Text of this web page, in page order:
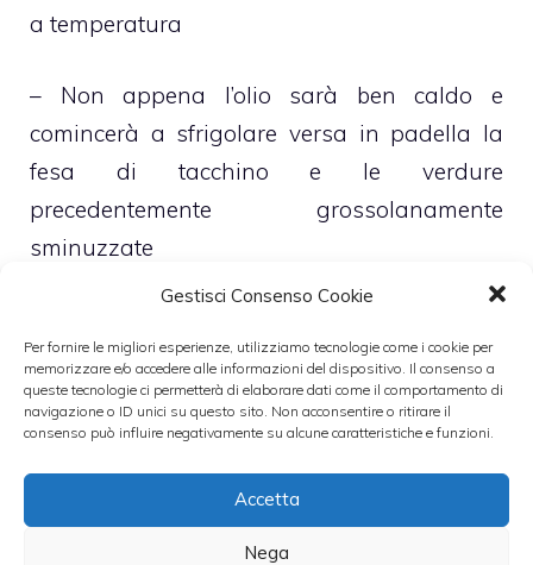
Gestisci Consenso Cookie
Per fornire le migliori esperienze, utilizziamo tecnologie come i cookie per
memorizzare e/o accedere alle informazioni del dispositivo. Il consenso a
queste tecnologie ci permetterà di elaborare dati come il comportamento di
navigazione o ID unici su questo sito. Non acconsentire o ritirare il
consenso può influire negativamente su alcune caratteristiche e funzioni.
Accetta
Nega
a temperatura
– Non appena l’olio sarà ben caldo e
comincerà a sfrigolare versa in padella la
fesa di tacchino e le verdure
precedentemente grossolanamente
sminuzzate
la cipolla non comincerà a divenire
leggermente dorata
– Sfuma a questo punto con il vino bianco e,
non appena tutto l’alcol sarà
adeguatamente evaporato, abbassa la